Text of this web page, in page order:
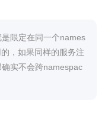
限定在同一个names
，如果同样的服务注
实不会跨namespac